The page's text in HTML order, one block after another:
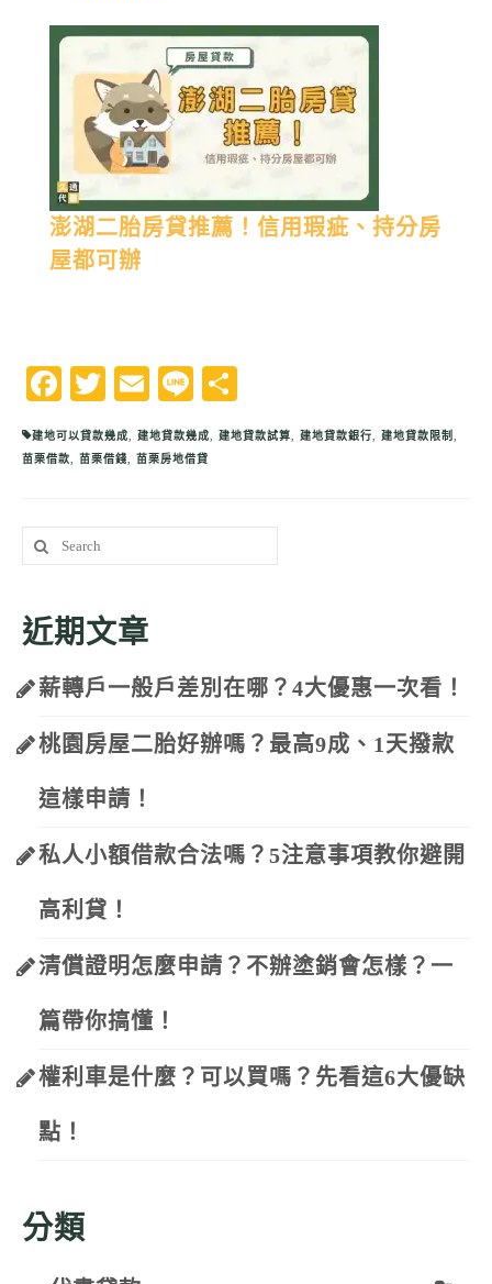
澎湖二胎房貸推薦！信用瑕疵、持分房
屋都可辦
Facebook
Twitter
EmailLine
享
建地可以貸款幾成 建地貸款幾成 建地貸款試算 建地貸款銀行 建地貸款限制
苗栗借款
苗栗借錢 苗栗房地借貸
Search
for:
近期文章
薪轉戶一般戶差別在哪？4大優惠一次看！
桃園房屋二胎好辦嗎？最高9成、1天撥款
這樣申請！
私人小額借款合法嗎？5注意事項教你避開
高利貸！
清償證明怎麼申請？不辦塗銷會怎樣？一
篇帶你搞懂！
權利車是什麼？可以買嗎？先看這6大優缺
點！
分類